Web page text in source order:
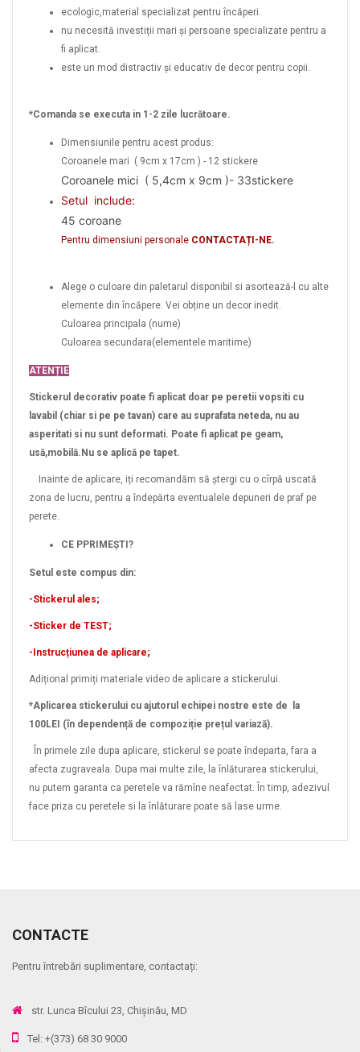
ecologic,material specializat pentru încăperi.
nu necesită investiții mari și persoane specializate pentru a
fi aplicat.
este un mod distractiv și educativ de decor pentru copii.
*Comanda se executa in 1-2 zile lucrătoare.
Dimensiunile pentru acest produs:
Coroanele mari ( 9cm x 17cm ) - 12 stickere
Coroanele mici ( 5,4cm x 9cm )- 33stickere
Setul include:
45 coroane
Pentru dimensiuni personale CONTACTAȚI-NE.
Alege o culoare din paletarul disponibil si asortează-l cu alte
elemente din încăpere. Vei obține un decor inedit.
Culoarea principala (nume)
Culoarea secundara(elementele maritime)
ATENȚIE
Stickerul decorativ poate fi aplicat doar pe peretii vopsiti cu
lavabil (chiar si pe pe tavan) care au suprafata neteda, nu au
asperitati si nu sunt deformati. Poate fi aplicat pe geam,
usă,mobilă.Nu se aplică pe tapet.
Inainte de aplicare, iți recomandăm să ștergi cu o cîrpă uscată
zona de lucru, pentru a îndepărta eventualele depuneri de praf pe
perete.
CE PPRIMEȘTI?
Setul este compus din:
-Stickerul ales;
-Sticker de TEST;
-Instrucțiunea de aplicare;
Adițional primiți materiale video de aplicare a stickerului.
*Aplicarea stickerului cu ajutorul echipei nostre este de la
100LEI (în dependență de compoziție prețul variază).
În primele zile dupa aplicare, stickerul se poate îndeparta, fara a
afecta zugraveala. Dupa mai multe zile, la înlăturarea stickerului,
nu putem garanta ca peretele va rămîne neafectat. În timp, adezivul
face priza cu peretele si la înlăturare poate să lase urme.
CONTACTE
Pentru întrebări suplimentare, contactați:
str. Lunca Bîcului 23, Chișinău, MD
Tel: +(373) 68 30 9000